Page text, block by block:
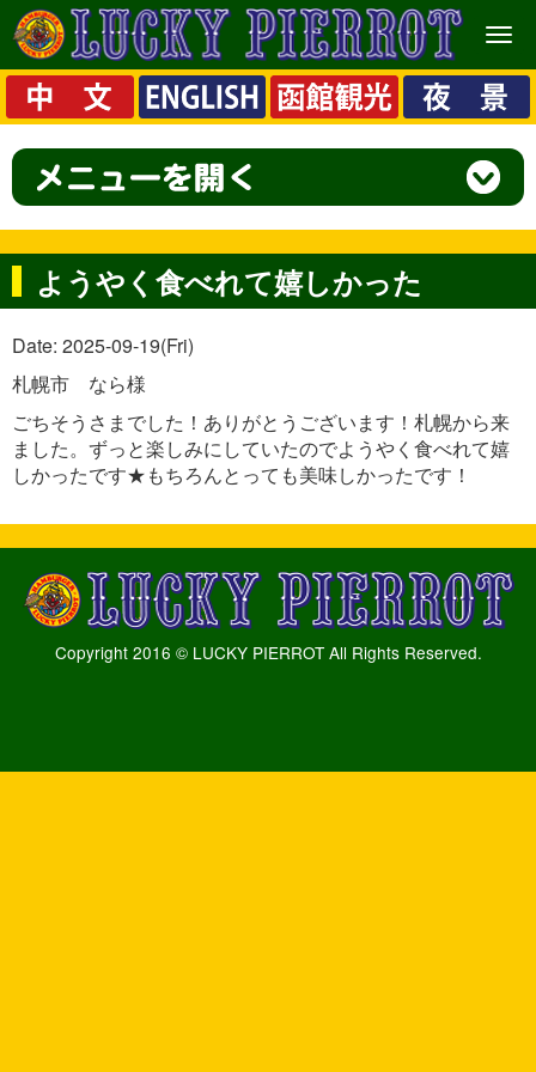
メ
ニ
ュ
ー
ようやく食べれて嬉しかった
Date: 2025-09-19(Fri)
札幌市 なら様
ごちそうさまでした！ありがとうございます！札幌から来
ました。ずっと楽しみにしていたのでようやく食べれて嬉
しかったです★もちろんとっても美味しかったです！
Copyright 2016 © LUCKY PIERROT All Rights Reserved.